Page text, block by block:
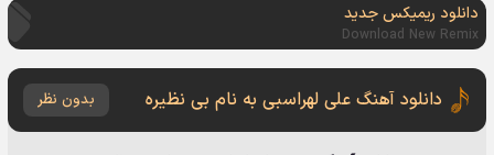
دانلود ریمیکس جدید
Download New Remix
دانلود آهنگ علی لهراسبی به نام بی نظیره بدون نظر